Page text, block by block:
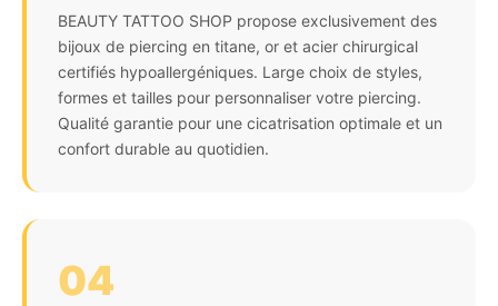
BEAUTY TATTOO SHOP propose exclusivement des
bijoux de piercing en titane, or et acier chirurgical
certifiés hypoallergéniques. Large choix de styles,
formes et tailles pour personnaliser votre piercing.
Qualité garantie pour une cicatrisation optimale et un
confort durable au quotidien.
04